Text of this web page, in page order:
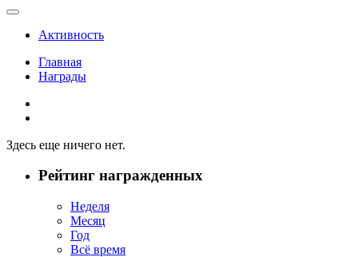
Активность
Главная
Награды
Здесь еще ничего нет.
Рейтинг награжденных
Неделя
Месяц
Год
Всё время